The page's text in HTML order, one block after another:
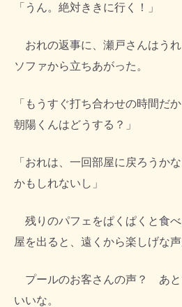
「うん。絶対ききに行く！」
おれの返事に、瀬戸さんはうれ
ソファから立ちあがった。
「もうすぐ打ち合わせの時間だ
朝陽くんはどうする？」
「おれは、一回部屋に戻ろうか
かもしれないし」
残りのパフェをぱくぱくと食
屋を出ると、遠くから楽しげな声
プールのお客さんの声？ あと
いいな。